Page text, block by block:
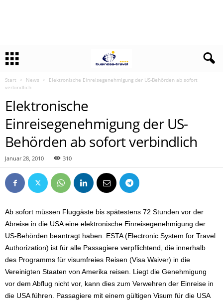
Start News
Elektronische Einreisegenehmigung der US-Behörden ab sofort
verbindlich
Elektronische
Einreisegenehmigung der US-
Behörden ab sofort verbindlich
Januar 28, 2010 310
Ab sofort müssen Fluggäste bis spätestens 72 Stunden vor der
Abreise in die USA eine elektronische Einreisegenehmigung der
US-Behörden beantragt haben. ESTA (Electronic System for Travel
Authorization) ist für alle Passagiere verpflichtend, die innerhalb
des Programms für visumfreies Reisen (Visa Waiver) in die
Vereinigten Staaten von Amerika reisen. Liegt die Genehmigung
vor dem Abflug nicht vor, kann dies zum Verwehren der Einreise in
die USA führen. Passagiere mit einem gültigen Visum für die USA